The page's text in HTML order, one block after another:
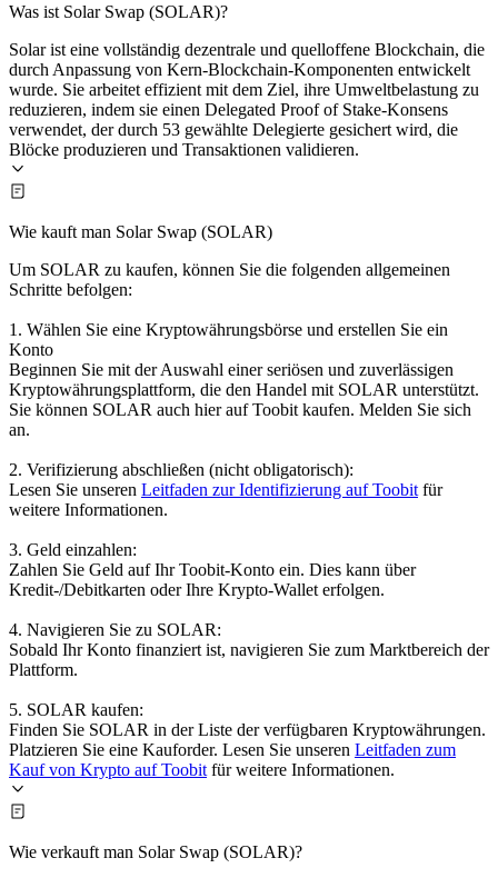
Was ist Solar Swap (SOLAR)?
Solar ist eine vollständig dezentrale und quelloffene Blockchain, die
durch Anpassung von Kern-Blockchain-Komponenten entwickelt
wurde. Sie arbeitet effizient mit dem Ziel, ihre Umweltbelastung zu
reduzieren, indem sie einen Delegated Proof of Stake-Konsens
verwendet, der durch 53 gewählte Delegierte gesichert wird, die
Blöcke produzieren und Transaktionen validieren.
Wie kauft man Solar Swap (SOLAR)
Um SOLAR zu kaufen, können Sie die folgenden allgemeinen
Schritte befolgen:
1. Wählen Sie eine Kryptowährungsbörse und erstellen Sie ein
Konto
Beginnen Sie mit der Auswahl einer seriösen und zuverlässigen
Kryptowährungsplattform, die den Handel mit SOLAR unterstützt.
Sie können SOLAR auch hier auf Toobit kaufen. Melden Sie sich
an.
2. Verifizierung abschließen (nicht obligatorisch):
Lesen Sie unseren Leitfaden zur Identifizierung auf Toobit für
weitere Informationen.
3. Geld einzahlen:
Zahlen Sie Geld auf Ihr Toobit-Konto ein. Dies kann über
Kredit-/Debitkarten oder Ihre Krypto-Wallet erfolgen.
4. Navigieren Sie zu SOLAR:
Sobald Ihr Konto finanziert ist, navigieren Sie zum Marktbereich der
Plattform.
5. SOLAR kaufen:
Finden Sie SOLAR in der Liste der verfügbaren Kryptowährungen.
Platzieren Sie eine Kauforder. Lesen Sie unseren Leitfaden zum
Kauf von Krypto auf Toobit für weitere Informationen.
Wie verkauft man Solar Swap (SOLAR)?